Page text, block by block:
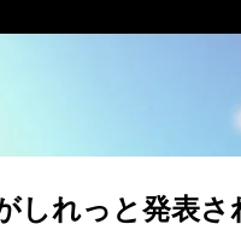
しれっと発表